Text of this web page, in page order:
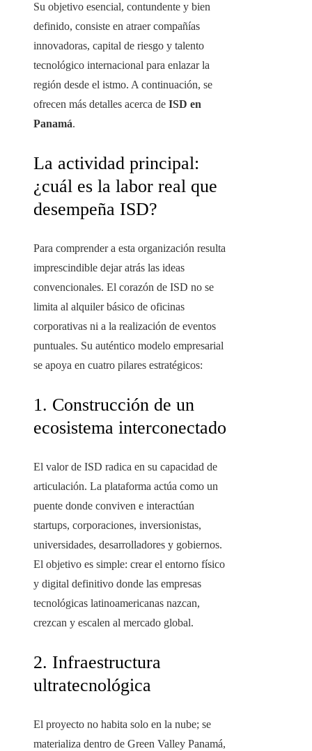
Su objetivo esencial, contundente y bien
definido, consiste en atraer compañías
innovadoras, capital de riesgo y talento
tecnológico internacional para enlazar la
región desde el istmo. A continuación, se
ofrecen más detalles acerca de ISD en
Panamá.
La actividad principal:
¿cuál es la labor real que
desempeña ISD?
Para comprender a esta organización resulta
imprescindible dejar atrás las ideas
convencionales. El corazón de ISD no se
limita al alquiler básico de oficinas
corporativas ni a la realización de eventos
puntuales. Su auténtico modelo empresarial
se apoya en cuatro pilares estratégicos:
1. Construcción de un
ecosistema interconectado
El valor de ISD radica en su capacidad de
articulación. La plataforma actúa como un
puente donde conviven e interactúan
startups, corporaciones, inversionistas,
universidades, desarrolladores y gobiernos.
El objetivo es simple: crear el entorno físico
y digital definitivo donde las empresas
tecnológicas latinoamericanas nazcan,
crezcan y escalen al mercado global.
2. Infraestructura
ultratecnológica
El proyecto no habita solo en la nube; se
materializa dentro de Green Valley Panamá,